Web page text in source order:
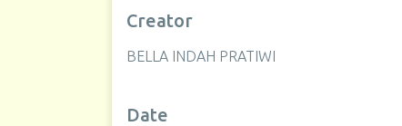
Creator
BELLA INDAH PRATIWI
Date